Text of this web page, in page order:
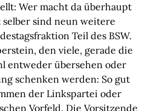
Wer macht da überhaupt
sind neun weitere
Teil des BSW.
den viele, gerade die
entweder übersehen oder
schenken werden: So gut
der Linkspartei oder
Vorfeld. Die Vorsitzende